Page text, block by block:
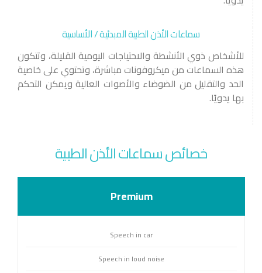
سماعات الأذن الطبية المبدئية / الأساسية
للأشخاص ذوي الأنشطة والاحتياجات اليومية القليلة، وتتكون
هذه السماعات من ميكروفونات مباشرة، وتحتوي على خاصية
الحد والتقليل من الضوضاء والأصوات العالية ويمكن التحكم
بها يدويًا.
خصائص سماعات الأذن الطبية
Premium
Speech in car
Speech in loud noise